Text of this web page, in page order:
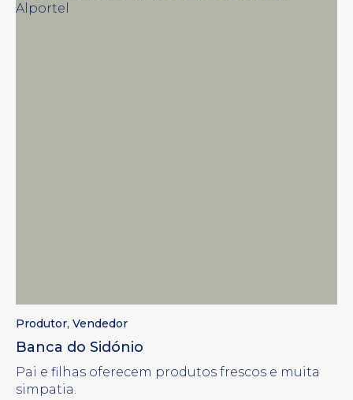
Produtor, Vendedor
Banca do Sidónio
Pai e filhas oferecem produtos frescos e muita
simpatia.